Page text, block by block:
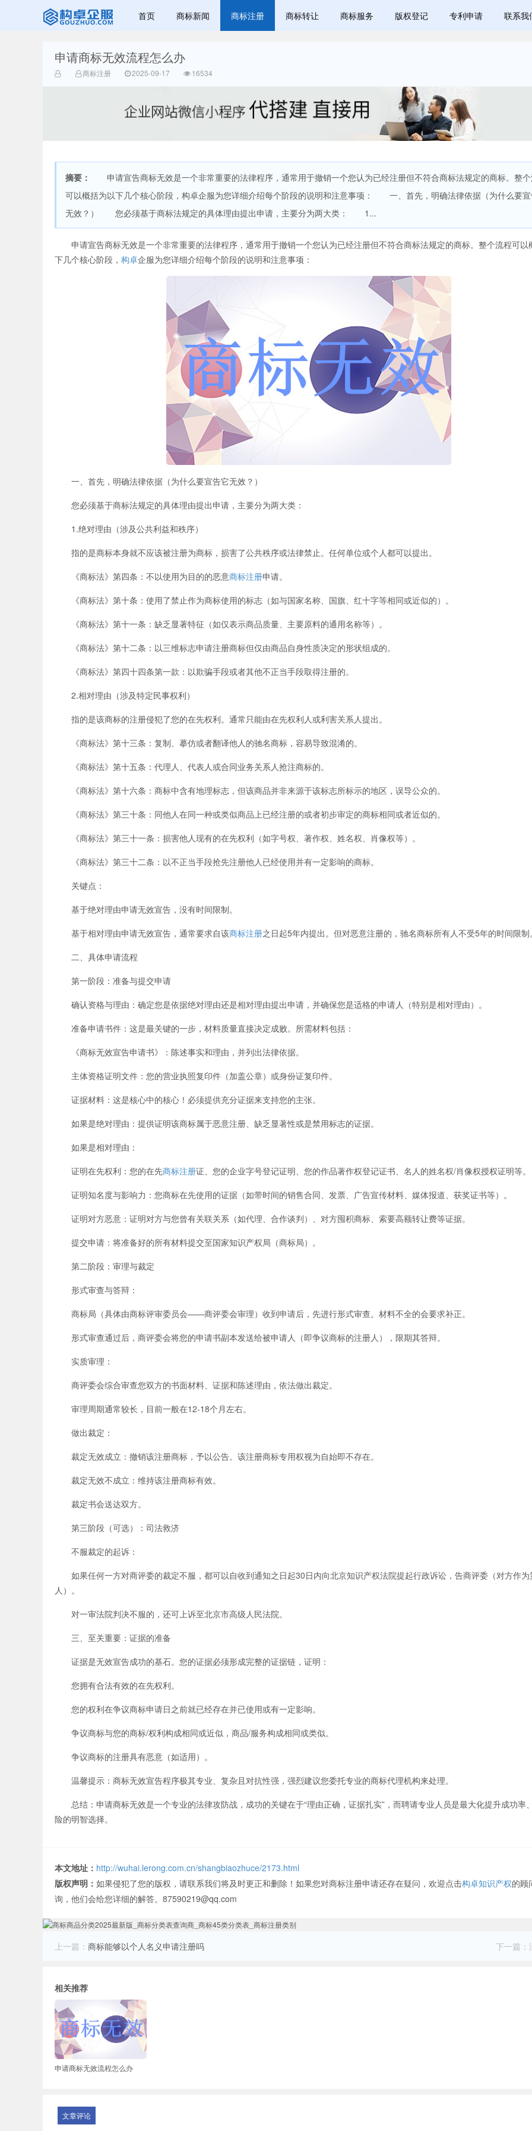
赣州乐融知识
产权有限公司
首页 商标新闻 商标注册 商标转让 商标服务 版权登记 专利申请 联系我
申请商标无效流程怎么办
商标注册 2025-09-17 16534
摘要：
申请宣告商标无效是一个非常重要的法律程序，通常用于撤销一个您认为已经注册但不符合商标法规定的商标。整
可以概括为以下几个核心阶段，构卓企服为您详细介绍每个阶段的说明和注意事项： 一、首先，明确法律依据（为什么要
无效？） 您必须基于商标法规定的具体理由提出申请，主要分为两大类： 1...
申请宣告商标无效是一个非常重要的法律程序，通常用于撤销一个您认为已经注册但不符合商标法规定的商标。整个流程可以
下几个核心阶段， 构卓企服为您详细介绍每个阶段的说明和注意事项：
一、首先，明确法律依据（为什么要宣告它无效？）
您必须基于商标法规定的具体理由提出申请，主要分为两大类：
1.绝对理由（涉及公共利益和秩序）
指的是商标本身就不应该被注册为商标，损害了公共秩序或法律禁止。任何单位或个人都可以提出。
《商标法》第四条：不以使用为目的的恶意商标注册申请。
《商标法》第十条：使用了禁止作为商标使用的标志（如与国家名称、国旗、红十字等相同或近似的）。
《商标法》第十一条：缺乏显著特征（如仅表示商品质量、主要原料的通用名称等）。
《商标法》第十二条：以三维标志申请注册商标但仅由商品自身性质决定的形状组成的。
《商标法》第四十四条第一款：以欺骗手段或者其他不正当手段取得注册的。
2.相对理由（涉及特定民事权利）
指的是该商标的注册侵犯了您的在先权利。通常只能由在先权利人或利害关系人提出。
《商标法》第十三条：复制、摹仿或者翻译他人的驰名商标，容易导致混淆的。
《商标法》第十五条：代理人、代表人或合同业务关系人抢注商标的。
《商标法》第十六条：商标中含有地理标志，但该商品并非来源于该标志所标示的地区，误导公众的。
《商标法》第三十条：同他人在同一种或类似商品上已经注册的或者初步审定的商标相同或者近似的。
《商标法》第三十一条：损害他人现有的在先权利（如字号权、著作权、姓名权、肖像权等）。
《商标法》第三十二条：以不正当手段抢先注册他人已经使用并有一定影响的商标。
关键点：
基于绝对理由申请无效宣告，没有时间限制。
基于相对理由申请无效宣告，通常要求自该商标注册之日起5年内提出。但对恶意注册的，驰名商标所有人不受5年的时间限制
二、具体申请流程
第一阶段：准备与提交申请
确认资格与理由：确定您是依据绝对理由还是相对理由提出申请，并确保您是适格的申请人（特别是相对理由）。
准备申请书件：这是最关键的一步，材料质量直接决定成败。所需材料包括：
《商标无效宣告申请书》：陈述事实和理由，并列出法律依据。
主体资格证明文件：您的营业执照复印件（加盖公章）或身份证复印件。
证据材料：这是核心中的核心！必须提供充分证据来支持您的主张。
如果是绝对理由：提供证明该商标属于恶意注册、缺乏显著性或是禁用标志的证据。
如果是相对理由：
证明在先权利：您的在先商标注册证、您的企业字号登记证明、您的作品著作权登记证书、名人的姓名权/肖像权授权证明等。
证明知名度与影响力：您商标在先使用的证据（如带时间的销售合同、发票、广告宣传材料、媒体报道、获奖证书等）。
证明对方恶意：证明对方与您曾有关联关系（如代理、合作谈判）、对方囤积商标、索要高额转让费等证据。
提交申请：将准备好的所有材料提交至国家知识产权局（商标局）。
第二阶段：审理与裁定
形式审查与答辩：
商标局（具体由商标评审委员会——商评委会审理）收到申请后，先进行形式审查。材料不全的会要求补正。
形式审查通过后，商评委会将您的申请书副本发送给被申请人（即争议商标的注册人），限期其答辩。
实质审理：
商评委会综合审查您双方的书面材料、证据和陈述理由，依法做出裁定。
审理周期通常较长，目前一般在12-18个月左右。
做出裁定：
裁定无效成立：撤销该注册商标，予以公告。该注册商标专用权视为自始即不存在。
裁定无效不成立：维持该注册商标有效。
裁定书会送达双方。
第三阶段（可选）：司法救济
不服裁定的起诉：
如果任何一方对商评委的裁定不服，都可以自收到通知之日起30日内向北京知识产权法院提起行政诉讼，告商评委（对方作为
人）。
对一审法院判决不服的，还可上诉至北京市高级人民法院。
三、至关重要：证据的准备
证据是无效宣告成功的基石。您的证据必须形成完整的证据链，证明：
您拥有合法有效的在先权利。
您的权利在争议商标申请日之前就已经存在并已使用或有一定影响。
争议商标与您的商标/权利构成相同或近似，商品/服务构成相同或类似。
争议商标的注册具有恶意（如适用）。
温馨提示：商标无效宣告程序极其专业、复杂且对抗性强，强烈建议您委托专业的商标代理机构来处理。
总结：申请商标无效是一个专业的法律攻防战，成功的关键在于“理由正确，证据扎实”，而聘请专业人员是最大化提升成功率
险的明智选择。
本文地址： http://wuhai.lerong.com.cn/shangbiaozhuce/2173.html
版权声明： 如果侵犯了您的版权，请联系我们将及时更正和删除！如果您对商标注册申请还存在疑问，欢迎点击构卓知识产权的顾
询，他们会给您详细的解答。87590219@qq.com
上一篇： 商标能够以个人名义申请注册吗 下一篇：
相关推荐
申请商标无效流程怎么办
文章评论